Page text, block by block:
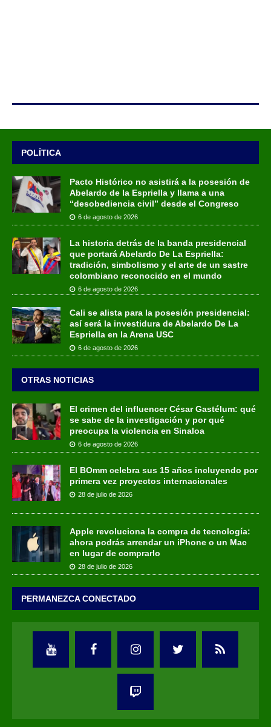
POLÍTICA
Pacto Histórico no asistirá a la posesión de
Abelardo de la Espriella y llama a una
“desobediencia civil” desde el Congreso
6 de agosto de 2026
La historia detrás de la banda presidencial
que portará Abelardo De La Espriella:
tradición, simbolismo y el arte de un sastre
colombiano reconocido en el mundo
6 de agosto de 2026
Cali se alista para la posesión presidencial:
así será la investidura de Abelardo De La
Espriella en la Arena USC
6 de agosto de 2026
OTRAS NOTICIAS
El crimen del influencer César Gastélum: qué
se sabe de la investigación y por qué
preocupa la violencia en Sinaloa
6 de agosto de 2026
El BOmm celebra sus 15 años incluyendo por
primera vez proyectos internacionales
28 de julio de 2026
Apple revoluciona la compra de tecnología:
ahora podrás arrendar un iPhone o un Mac
en lugar de comprarlo
28 de julio de 2026
PERMANEZCA CONECTADO